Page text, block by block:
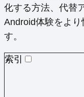
化する方法、代替
Android体験をよ
す。
索引